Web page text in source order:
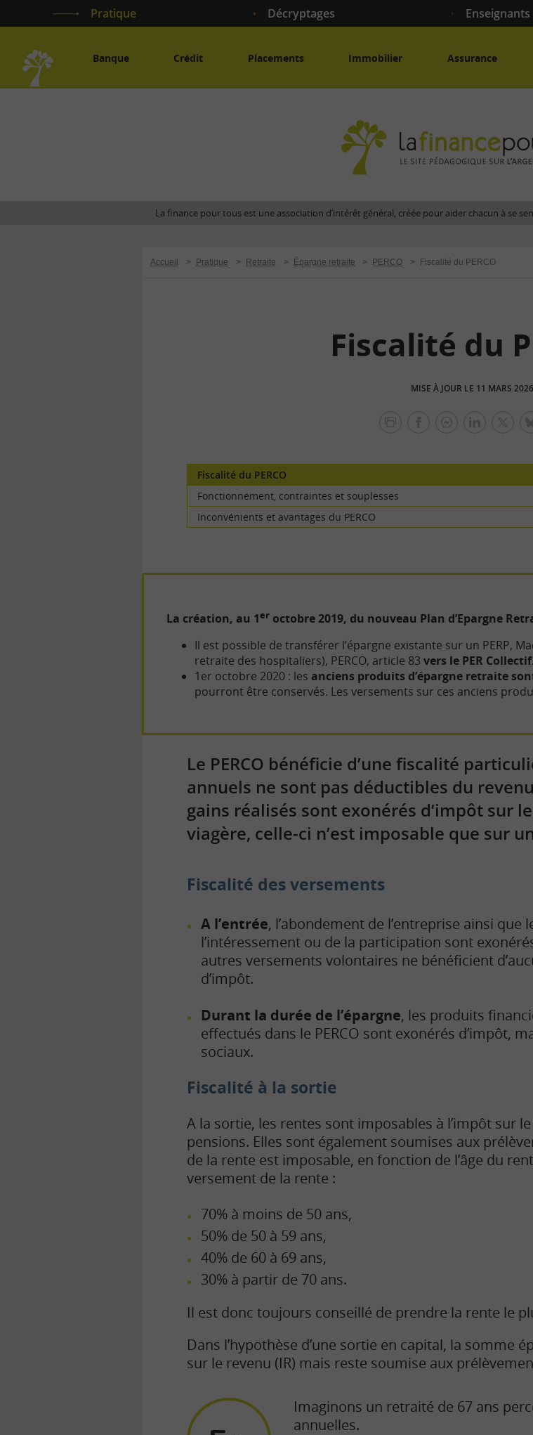
Pratique Décryptages Enseignants
Banque Crédit Placements Immobilier Assurance
La finance pour tous est une association d’intérêt général, créée pour aider chacun à se
Accueil > Pratique > Retraite > Épargne retraite > PERCO > Fiscalité du PERCO
Fiscalité du
MISE À JOUR LE 11 MARS 2026
Fiscalité du PERCO
Fonctionnement, contraintes et souplesses
Inconvénients et avantages du PERCO
La création, au 1er octobre 2019, du nouveau Plan d’Epargne
Il est possible de transférer l’épargne existante sur un PERP,
retraite des hospitaliers), PERCO, article 83 vers le PER
1er octobre 2020 : les anciens produits d’épargne retraite
pourront être conservés. Les versements sur ces anciens
Le PERCO bénéficie d’une fiscalité
annuels ne sont pas déductibles du
gains réalisés sont exonérés d’impôt sur
viagère, celle-ci n’est imposable que sur
Fiscalité des versements
A l’entrée, l’abondement de l’entreprise ainsi
l’intéressement ou de la participation sont
autres versements volontaires ne bénéficient
d’impôt.
Durant la durée de l’épargne, les produits
effectués dans le PERCO sont exonérés d’impôt,
sociaux.
Fiscalité à la sortie
A la sortie, les rentes sont imposables à l’impôt sur
pensions. Elles sont également soumises aux
de la rente est imposable, en fonction de l’âge du
versement de la rente :
70% à moins de 50 ans,
50% de 50 à 59 ans,
40% de 60 à 69 ans,
30% à partir de 70 ans.
Il est donc toujours conseillé de prendre la rente le
Dans l’hypothèse d’une sortie en capital, la somme
sur le revenu (IR) mais reste soumise aux
Imaginons un retraité de 67 ans
annuelles.